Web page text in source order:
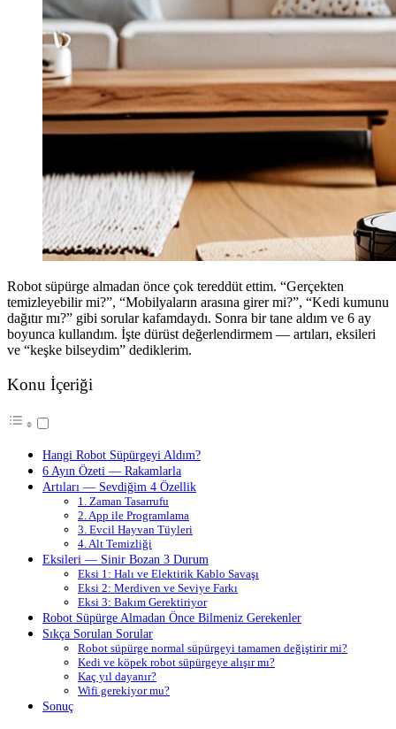
Robot süpürge almadan önce çok tereddüt ettim. “Gerçekten
temizleyebilir mi?”, “Mobilyaların arasına girer mi?”, “Kedi kumunu
dağıtır mı?” gibi sorular kafamdaydı. Sonra bir tane aldım ve 6 ay
boyunca kullandım. İşte dürüst değerlendirmem — artıları, eksileri
ve “keşke bilseydim” dediklerim.
Konu İçeriği
Hangi Robot Süpürgeyi Aldım?
6 Ayın Özeti — Rakamlarla
Artıları — Sevdiğim 4 Özellik
1. Zaman Tasarrufu
2. App ile Programlama
3. Evcil Hayvan Tüyleri
4. Alt Temizliği
Eksileri — Sinir Bozan 3 Durum
Eksi 1: Halı ve Elektirik Kablo Savaşı
Eksi 2: Merdiven ve Seviye Farkı
Eksi 3: Bakım Gerektiriyor
Robot Süpürge Almadan Önce Bilmeniz Gerekenler
Sıkça Sorulan Sorular
Robot süpürge normal süpürgeyi tamamen değiştirir mi?
Kedi ve köpek robot süpürgeye alışır mı?
Kaç yıl dayanır?
Wifi gerekiyor mu?
Sonuç